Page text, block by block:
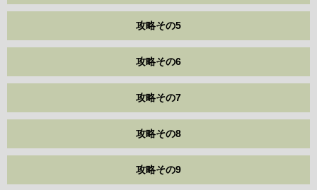
攻略その5
攻略その6
攻略その7
攻略その8
攻略その9